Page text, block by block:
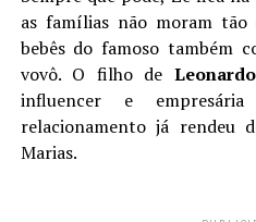
as famílias não moram
bebês do famoso também
vovô. O filho de Leonardo
influencer e
relacionamento já rendeu
Marias.